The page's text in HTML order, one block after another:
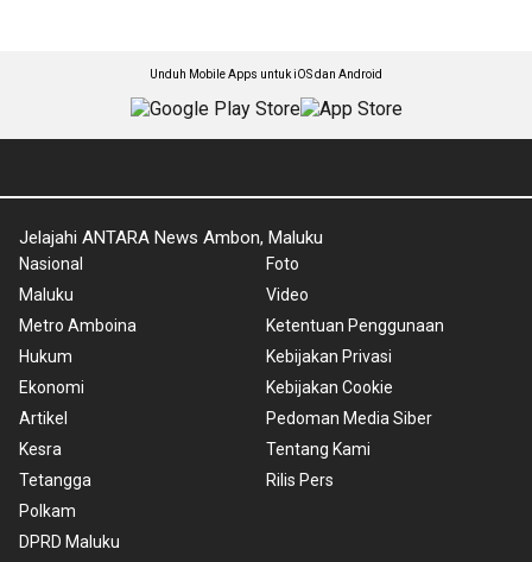
Unduh Mobile Apps untuk iOS dan Android
Jelajahi ANTARA News Ambon, Maluku
Nasional
Maluku
Metro Amboina
Hukum
Ekonomi
Artikel
Kesra
Tetangga
Polkam
DPRD Maluku
Foto
Video
Ketentuan Penggunaan
Kebijakan Privasi
Kebijakan Cookie
Pedoman Media Siber
Tentang Kami
Rilis Pers